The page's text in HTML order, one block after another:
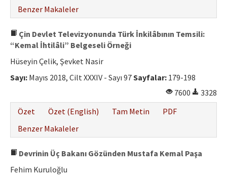
Benzer Makaleler
Çin Devlet Televizyonunda Türk İnkilâbının Temsili:
“Kemal İhtilâli” Belgeseli Örneği
Hüseyin Çelik, Şevket Nasir
Sayı: Mayıs 2018, Cilt XXXIV - Sayı 97Sayfalar: 179-198
7600
3328
Özet
Özet (English) Tam Metin
PDF
Benzer Makaleler
Devrinin Üç Bakanı Gözünden Mustafa Kemal Paşa
Fehim Kuruloğlu